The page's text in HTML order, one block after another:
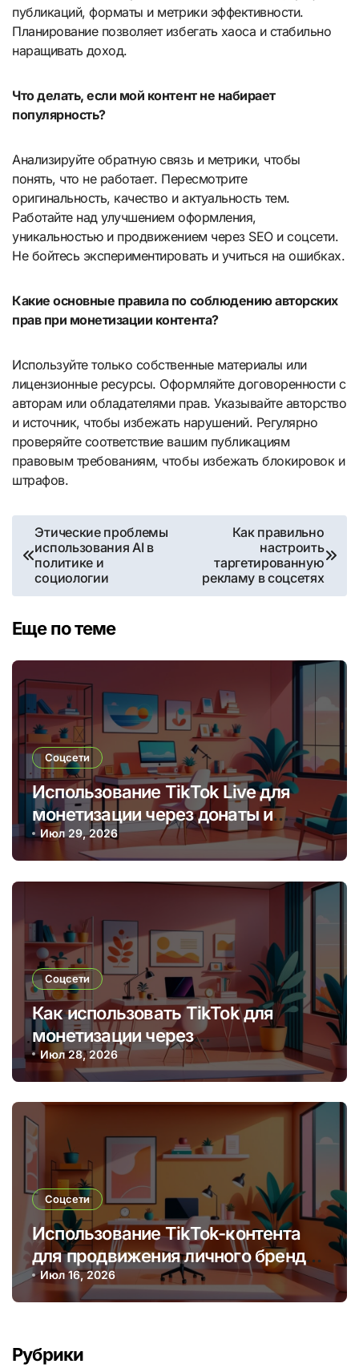
публикаций, форматы и метрики эффективности.
Планирование позволяет избегать хаоса и стабильно
наращивать доход.
Что делать, если мой контент не набирает
популярность?
Анализируйте обратную связь и метрики, чтобы
понять, что не работает. Пересмотрите
оригинальность, качество и актуальность тем.
Работайте над улучшением оформления,
уникальностью и продвижением через SEO и соцсети.
Не бойтесь экспериментировать и учиться на ошибках.
Какие основные правила по соблюдению авторских
прав при монетизации контента?
Используйте только собственные материалы или
лицензионные ресурсы. Оформляйте договоренности с
авторам или обладателями прав. Указывайте авторство
и источник, чтобы избежать нарушений. Регулярно
проверяйте соответствие вашим публикациям
правовым требованиям, чтобы избежать блокировок и
штрафов.
Навигация
по
записям
Этические проблемы
использования AI в
политике и
социологии
Как правильно
настроить
таргетированную
рекламу в соцсетях
Еще по теме
Соцсети
Использование TikTok Live для
монетизации через донаты и
платные подписки
Июл 29, 2026
Соцсети
Как использовать TikTok для
монетизации через
брендированные видео и
партнерские программы
Июл 28, 2026
Соцсети
Использование TikTok-контента
для продвижения личного бренда
и монетизации через творчество
Июл 16, 2026
Рубрики